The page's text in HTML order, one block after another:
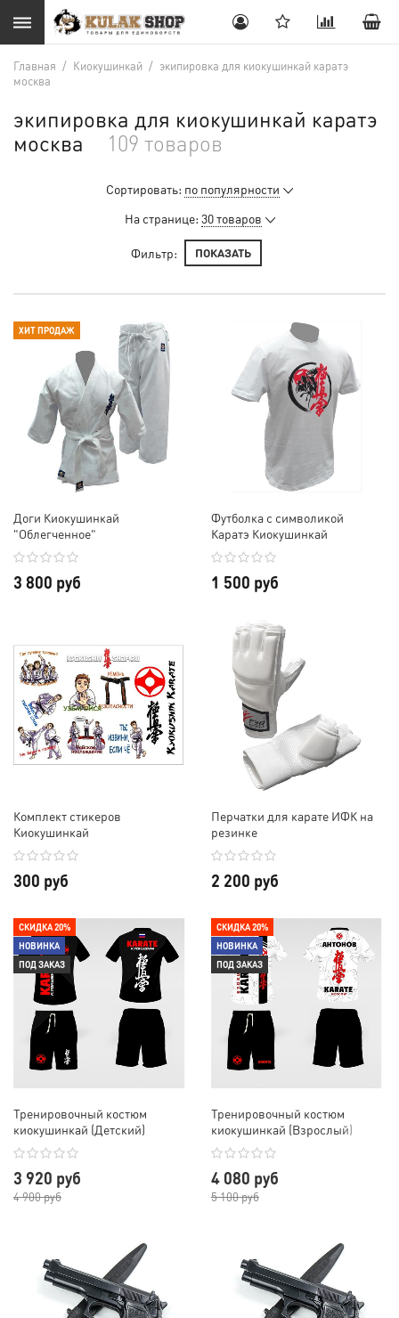
Главная / Киокушинкай / экипировка для киокушинкай каратэ
москва
экипировка для киокушинкай каратэ
москва
109 товаров
Сортировать: по популярности
На странице: 30 товаров
Фильтр: ПОКАЗАТЬ
ХИТ ПРОДАЖ
Доги Киокушинкай
"Облегченное"
3 800 руб
Футболка с символикой
Каратэ Киокушинкай
1 500 руб
Комплект стикеров
Киокушинкай
300 руб
Перчатки для карате ИФК на
резинке
2 200 руб
СКИДКА 20%
НОВИНКА
ПОД ЗАКАЗ
Тренировочный костюм
киокушинкай (Детский)
3 920 руб
4 900 руб
СКИДКА 20%
НОВИНКА
ПОД ЗАКАЗ
Тренировочный костюм
киокушинкай (Взрослый)
4 080 руб
5 100 руб